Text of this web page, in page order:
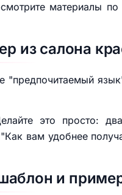
материалы
из салона
"предпочитаемый
это просто:
вам удобнее
и